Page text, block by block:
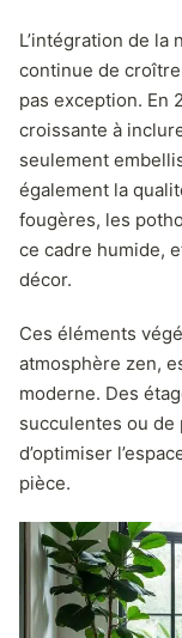
L’intégration de
continue de
pas exception. En
croissante à
seulement
également la
fougères, les
ce cadre humide,
décor.
Ces éléments
atmosphère zen,
moderne. Des
succulentes ou
d’optimiser
pièce.